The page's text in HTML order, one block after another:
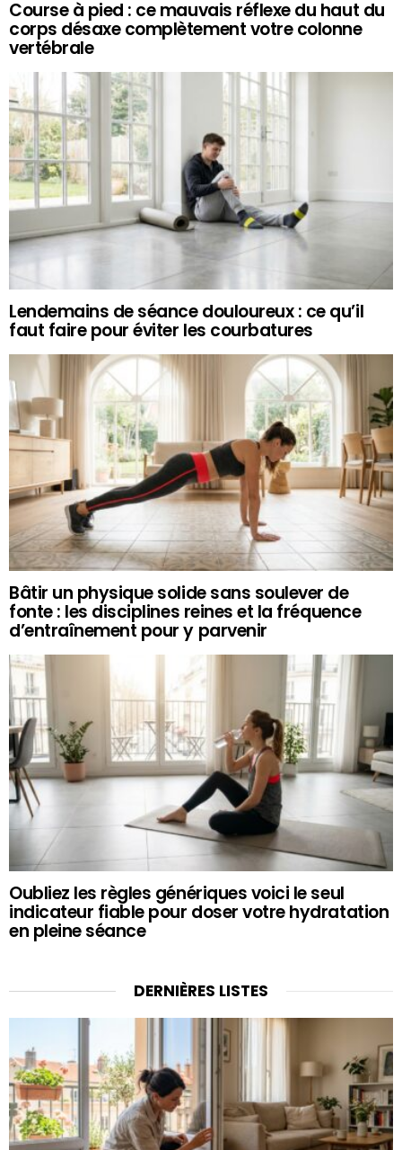
Course à pied : ce mauvais réflexe du haut du
corps désaxe complètement votre colonne
vertébrale
Lendemains de séance douloureux : ce qu’il
faut faire pour éviter les courbatures
Bâtir un physique solide sans soulever de
fonte : les disciplines reines et la fréquence
d’entraînement pour y parvenir
Oubliez les règles génériques voici le seul
indicateur fiable pour doser votre hydratation
en pleine séance
DERNIÈRES LISTES